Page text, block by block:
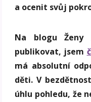
a ocenit svůj
Na blogu Ženy
publikovat, jsem
má absolutní
děti. V
úhlu pohledu, že